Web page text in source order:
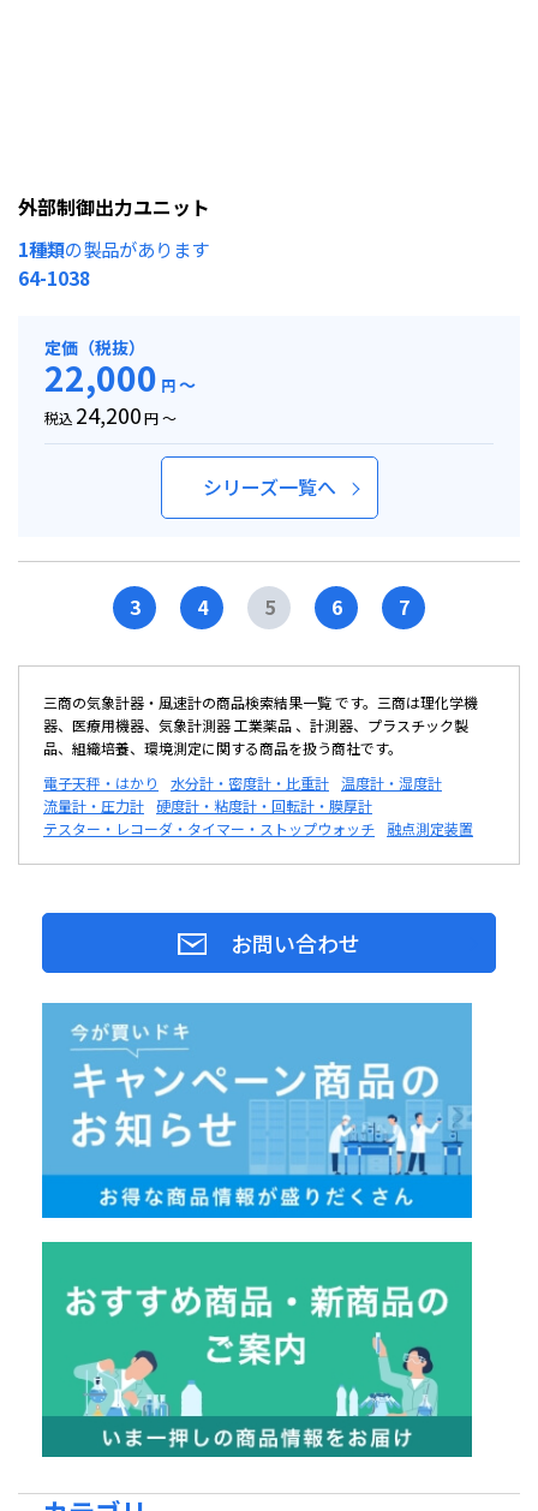
外部制御出力ユニット
1種類の製品があります
64-1038
定価（税抜）
22,000 円～
税込 24,200円 ～
シリーズ一覧へ
3 4 5 6 7
三商の気象計器・風速計の商品検索結果一覧 です。三商は理化学機
器、医療用機器、気象計測器 工業薬品 、計測器、プラスチック製
品、組織培養、環境測定に関する商品を扱う商社です。
電子天秤・はかり
水分計・密度計・比重計 温度計・湿度計
流量計・圧力計 硬度計・粘度計・回転計・膜厚計
テスター・レコーダ・タイマー・ストップウォッチ
融点測定装置
お問い合わせ